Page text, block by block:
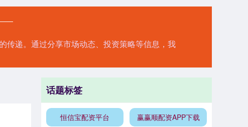
传递。通过分享市场动态、投资策略等信息，我
话题标签
恒信宝配资平台 赢赢顺配资APP下载